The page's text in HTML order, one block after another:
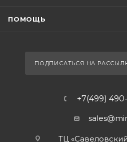
ПОМОЩЬ
ПОДПИСАТЬСЯ НА
+7(499)
ТЦ